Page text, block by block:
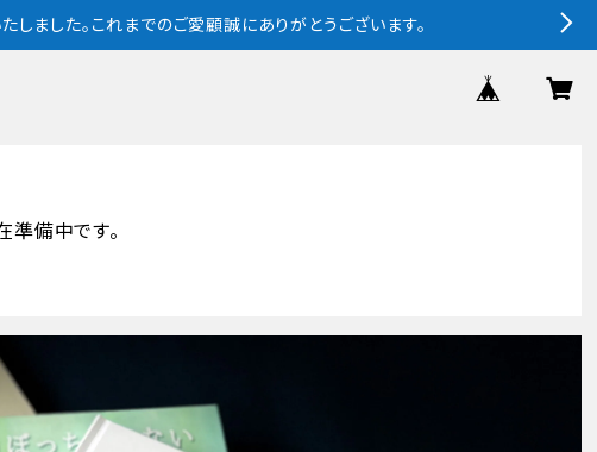
ました。これまでのご愛顧誠にありがとうございます。
備中です。